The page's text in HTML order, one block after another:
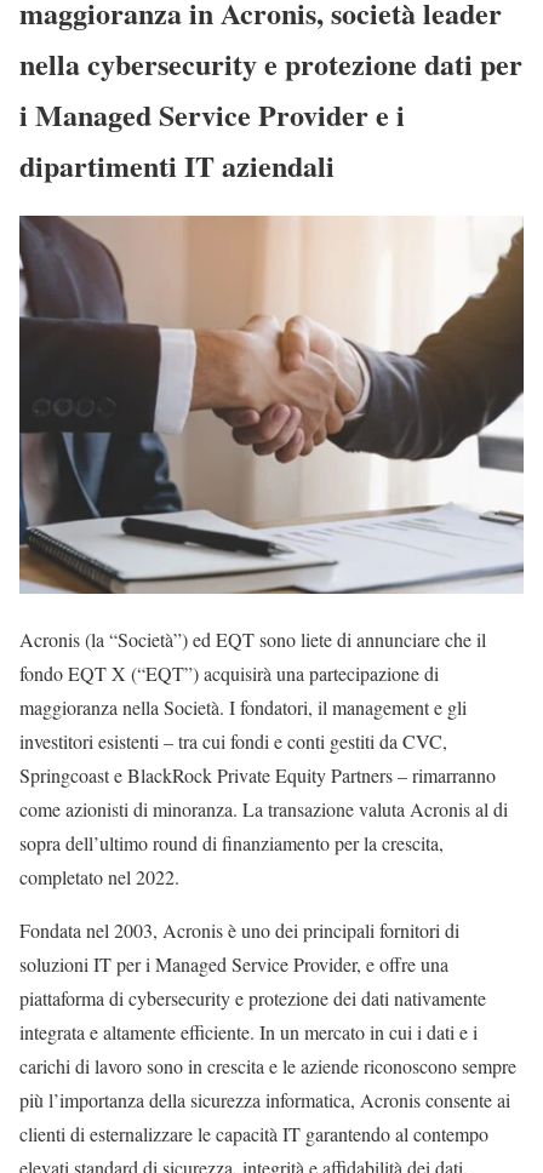
maggioranza in Acronis, società leader
nella cybersecurity e protezione dati per
i Managed Service Provider e i
dipartimenti IT aziendali
Acronis (la “Società”) ed EQT sono liete di annunciare che il
fondo EQT X (“EQT”) acquisirà una partecipazione di
maggioranza nella Società. I fondatori, il management e gli
investitori esistenti – tra cui fondi e conti gestiti da CVC,
Springcoast e BlackRock Private Equity Partners – rimarranno
come azionisti di minoranza. La transazione valuta Acronis al di
sopra dell’ultimo round di finanziamento per la crescita,
completato nel 2022.
Fondata nel 2003, Acronis è uno dei principali fornitori di
soluzioni IT per i Managed Service Provider, e offre una
piattaforma di cybersecurity e protezione dei dati nativamente
integrata e altamente efficiente. In un mercato in cui i dati e i
carichi di lavoro sono in crescita e le aziende riconoscono sempre
più l’importanza della sicurezza informatica, Acronis consente ai
clienti di esternalizzare le capacità IT garantendo al contempo
elevati standard di sicurezza, integrità e affidabilità dei dati.